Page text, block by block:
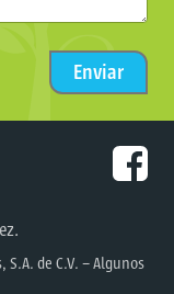
de C.V. – Algunos